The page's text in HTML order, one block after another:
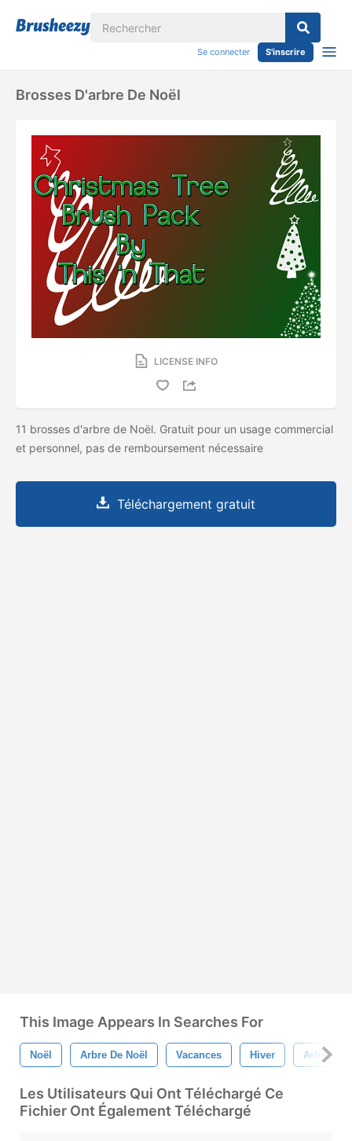
Se connecter S'inscrire
Brosses D'arbre De Noël
LICENSE INFO
11 brosses d'arbre de Noël. Gratuit pour un usage commercial
et personnel, pas de remboursement nécessaire
Téléchargement gratuit
This Image Appears In Searches For
Noël Arbre De Noël Vacances Hiver Arbre
Les Utilisateurs Qui Ont Téléchargé Ce
Fichier Ont Également Téléchargé